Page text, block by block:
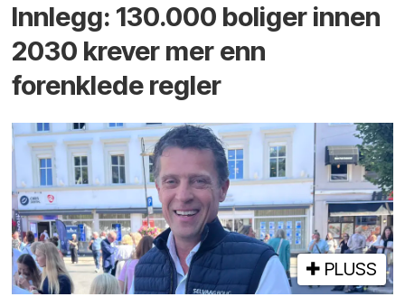
Innlegg: 130.000 boliger innen
2030 krever mer enn
forenklede regler
PLUSS